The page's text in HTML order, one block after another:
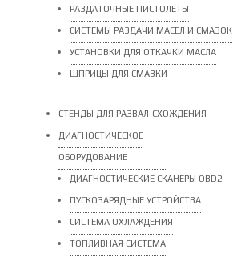
РАЗДАТОЧНЫЕ ПИСТОЛЕТЫ
СИСТЕМЫ РАЗДАЧИ МАСЕЛ И СМАЗОК
УСТАНОВКИ ДЛЯ ОТКАЧКИ МАСЛА
ШПРИЦЫ ДЛЯ СМАЗКИ
СТЕНДЫ ДЛЯ РАЗВАЛ-СХОЖДЕНИЯ
ДИАГНОСТИЧЕСКОЕ
ОБОРУДОВАНИЕ
ДИАГНОСТИЧЕСКИЕ СКАНЕРЫ OBD2
ПУСКОЗАРЯДНЫЕ УСТРОЙСТВА
СИСТЕМА ОХЛАЖДЕНИЯ
ТОПЛИВНАЯ СИСТЕМА